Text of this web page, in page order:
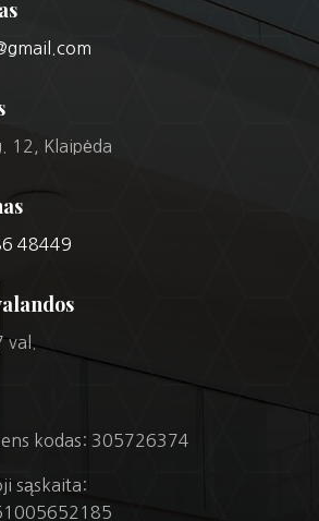
12, Klaipėda
48449
val.
kodas: 305726374
sąskaita: